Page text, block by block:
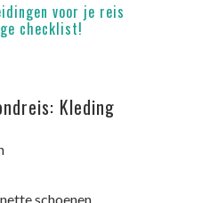
voor je reis
checklist!
Kleding
schoenen